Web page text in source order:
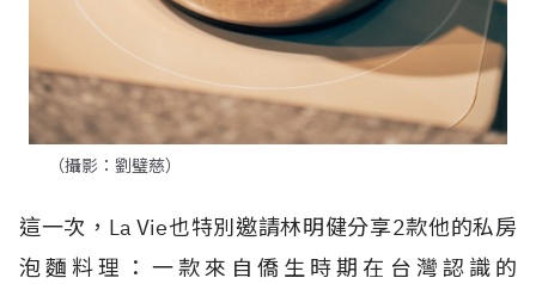
（攝影：劉璧慈）
這一次，La Vie也特別邀請林明健分享2款他的私房
泡麵料理：一款來自僑生時期在台灣認識的